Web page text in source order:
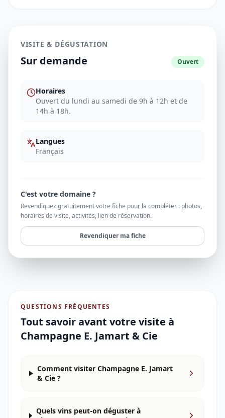
VISITE & DÉGUSTATION
Sur demande Ouvert
Horaires
Ouvert du lundi au samedi de 9h à 12h et de
14h à 18h.
Langues
Français
C'est votre domaine ?
Revendiquez gratuitement votre fiche pour la compléter : photos,
horaires de visite, activités, lien de réservation.
Revendiquer ma fiche
QUESTIONS FRÉQUENTES
Tout savoir avant votre visite à
Champagne E. Jamart & Cie
Comment visiter Champagne E. Jamart
& Cie ?
Quels vins peut-on déguster à